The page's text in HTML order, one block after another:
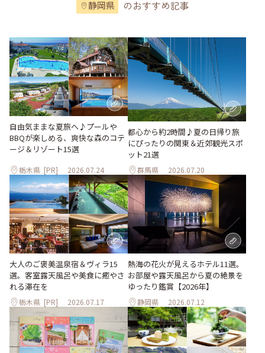
静岡県 のおすすめ記事
自由気ままな夏旅へ♪プールや
BBQが楽しめる、爽快な森のコテ
ージ＆リゾート15選
栃木県 [PR] 2026.07.24
都心から約2時間♪夏の日帰り旅
にぴったりの関東＆近郊観光スポ
ット21選
群馬県 2026.07.20
大人のご褒美温泉宿＆ヴィラ15
選。客室露天風呂や美食に癒やさ
れる滞在を
栃木県 [PR] 2026.07.17
熱海の花火が見えるホテル11選。
お部屋や露天風呂から夏の絶景を
ゆったり鑑賞【2026年】
静岡県 2026.07.12